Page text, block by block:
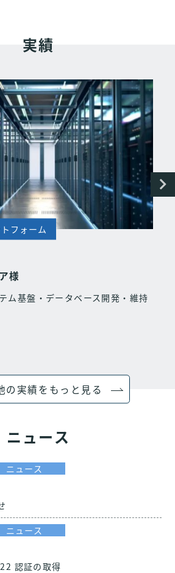
実績
フォーム
様
ム基盤・データベース開発・維持
の実績をもっと見る
ニュース
ニュース
ニュース
認証の取得